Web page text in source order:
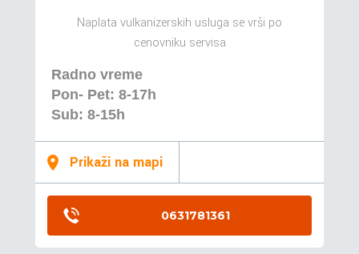
Naplata vulkanizerskih usluga se vrši po
cenovniku servisa
Radno vreme
Pon- Pet: 8-17h
Sub: 8-15h
Prikaži na mapi
0631781361